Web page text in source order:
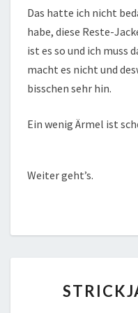
Das hatte ich nicht
habe, diese Reste-
ist es so und ich muss
macht es nicht und
bisschen sehr hin.
Ein wenig Ärmel ist
Weiter geht’s.